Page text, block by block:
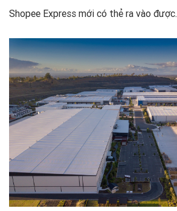
Shopee Express mới có thẻ ra vào được.